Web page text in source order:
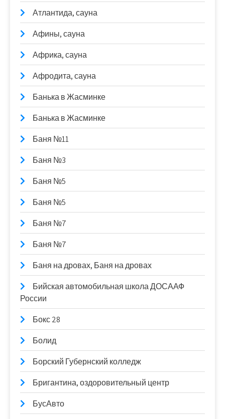
Атлантида, сауна
Афины, сауна
Африка, сауна
Афродита, сауна
Банька в Жасминке
Банька в Жасминке
Баня №11
Баня №3
Баня №5
Баня №5
Баня №7
Баня №7
Баня на дровах, Баня на дровах
Бийская автомобильная школа ДОСААФ
России
Бокс 28
Болид
Борский Губернский колледж
Бригантина, оздоровительный центр
БусАвто